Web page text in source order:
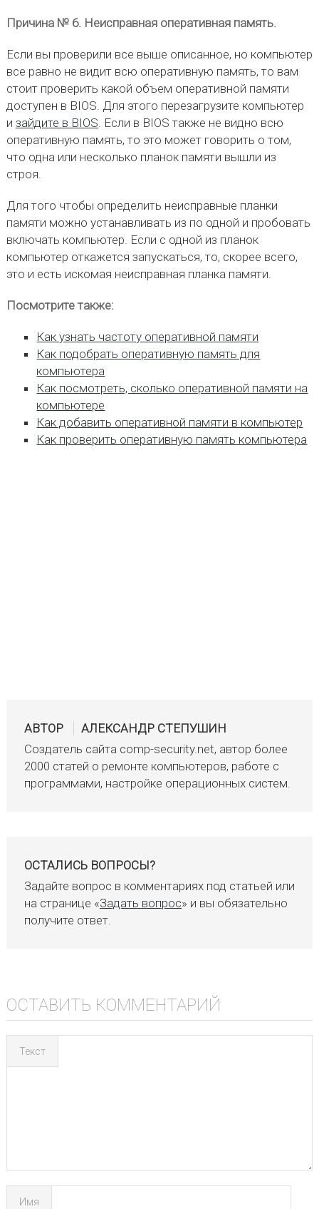
Причина № 6. Неисправная оперативная память.
Если вы проверили все выше описанное, но компьютер
все равно не видит всю оперативную память, то вам
стоит проверить какой объем оперативной памяти
доступен в BIOS. Для этого перезагрузите компьютер
и зайдите в BIOS. Если в BIOS также не видно всю
оперативную память, то это может говорить о том,
что одна или несколько планок памяти вышли из
строя.
Для того чтобы определить неисправные планки
памяти можно устанавливать из по одной и пробовать
включать компьютер. Если с одной из планок
компьютер откажется запускаться, то, скорее всего,
это и есть искомая неисправная планка памяти.
Посмотрите также:
Как узнать частоту оперативной памяти
Как подобрать оперативную память для
компьютера
Как посмотреть, сколько оперативной памяти на
компьютере
Как добавить оперативной памяти в компьютер
Как проверить оперативную память компьютера
АВТОР
АЛЕКСАНДР СТЕПУШИН
Создатель сайта comp-security.net, автор более
2000 статей о ремонте компьютеров, работе с
программами, настройке операционных систем.
ОСТАЛИСЬ ВОПРОСЫ?
Задайте вопрос в комментариях под статьей или
на странице «Задать вопрос» и вы обязательно
получите ответ.
ОСТАВИТЬ КОММЕНТАРИЙ
Текст
Имя